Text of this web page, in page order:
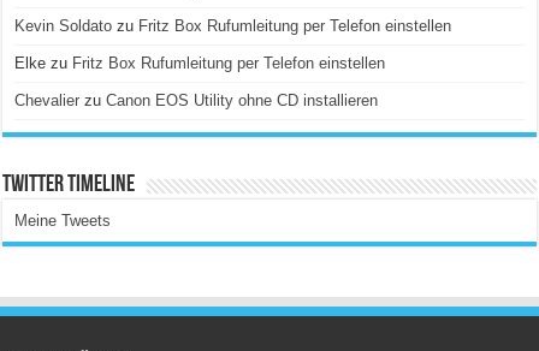
Kevin Soldato zu Fritz Box Rufumleitung per Telefon einstellen
Elke zu Fritz Box Rufumleitung per Telefon einstellen
Chevalier zuCanon EOS Utility ohne CD installieren
Twitter Timeline
Meine Tweets